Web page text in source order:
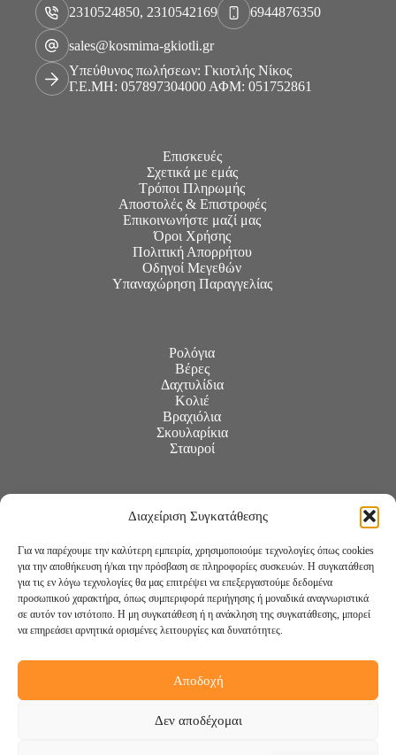
Διαχείριση Συγκατάθεσης
Για να παρέχουμε την καλύτερη εμπειρία, χρησιμοποιούμε τεχνολογίες όπως cookies
για την αποθήκευση ή/και την πρόσβαση σε πληροφορίες συσκευών. Η συγκατάθεση
για τις εν λόγω τεχνολογίες θα μας επιτρέψει να επεξεργαστούμε δεδομένα
προσωπικού χαρακτήρα, όπως συμπεριφορά περιήγησης ή μοναδικά αναγνωριστικά
σε αυτόν τον ιστότοπο. Η μη συγκατάθεση ή η ανάκληση της συγκατάθεσης, μπορεί
να επηρεάσει αρνητικά ορισμένες λειτουργίες και δυνατότητες.
Αποδοχή
Δεν αποδέχομαι
2310524850, 2310542169 6944876350
sales@kosmima-gkiotli.gr
Υπεύθυνος πωλήσεων: Γκιοτλής Νίκος
Γ.Ε.ΜΗ: 057897304000 ΑΦΜ: 051752861
Επισκευές
Σχετικά με εμάς
Τρόποι Πληρωμής
Αποστολές & Επιστροφές
Επικοινωνήστε μαζί μας
Όροι Χρήσης
Πολιτική Απορρήτου
Οδηγοί Μεγεθών
Υπαναχώρηση Παραγγελίας
Ρολόγια
Βέρες
Δαχτυλίδια
Κολιέ
Βραχιόλια
Σκουλαρίκια
Σταυροί